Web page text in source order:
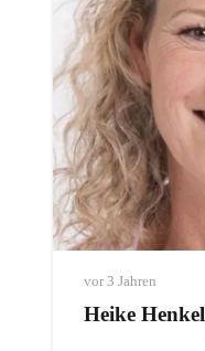
vor 3 Jahren
Heike Henkel